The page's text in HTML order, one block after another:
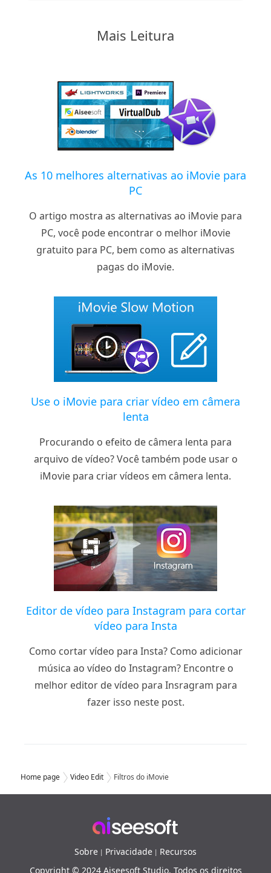
Mais Leitura
As 10 melhores alternativas ao iMovie para
PC
O artigo mostra as alternativas ao iMovie para
PC, você pode encontrar o melhor iMovie
gratuito para PC, bem como as alternativas
pagas do iMovie.
Use o iMovie para criar vídeo em câmera
lenta
Procurando o efeito de câmera lenta para
arquivo de vídeo? Você também pode usar o
iMovie para criar vídeos em câmera lenta.
Editor de vídeo para Instagram para cortar
vídeo para Insta
Como cortar vídeo para Insta? Como adicionar
música ao vídeo do Instagram? Encontre o
melhor editor de vídeo para Insragram para
fazer isso neste post.
Home page Video Edit Filtros do iMovie
Sobre | Privacidade | Recursos
Copyright © 2024 Aiseesoft Studio. Todos os direitos